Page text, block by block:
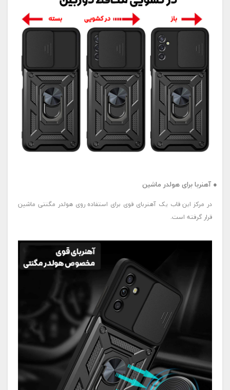
● آهنربا برای هولدر ماشین
در مرکز این قاب یک آهنربای قوی برای استفاده روی هولدر مگنتی ماشین
قرار گرفته است.